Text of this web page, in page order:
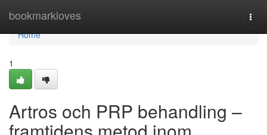
bookmarkloves
Home
Home
1
Artros och PRP behandling –